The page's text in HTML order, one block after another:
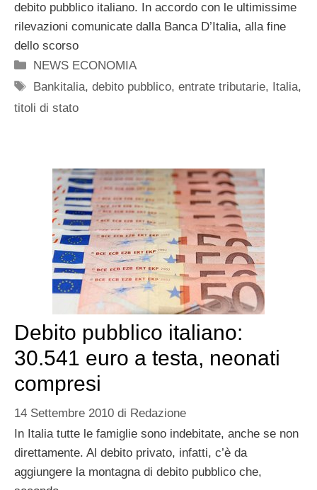
debito pubblico italiano. In accordo con le ultimissime
rilevazioni comunicate dalla Banca D’Italia, alla fine
dello scorso
Categorie
NEWS ECONOMIA
Tag
Bankitalia,debito pubblico,entrate tributarie, Italia,
titoli di stato
Debito pubblico italiano:
30.541 euro a testa, neonati
compresi
14 Settembre 2010 di Redazione
In Italia tutte le famiglie sono indebitate, anche se non
direttamente. Al debito privato, infatti, c’è da
aggiungere la montagna di debito pubblico che,